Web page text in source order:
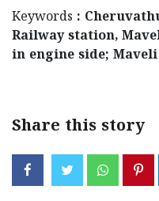
Keywords :
Railway station,
in engine side;
Share this story